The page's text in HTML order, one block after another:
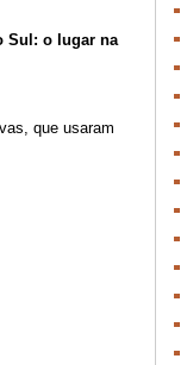
Sul: o lugar na
que usaram